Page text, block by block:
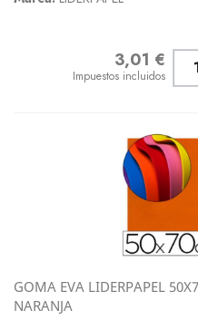
3,01 €
Impuestos incluidos
GOMA EVA LIDERPAPEL
NARANJA